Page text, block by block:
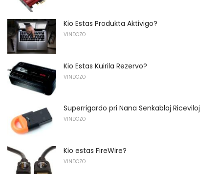
Kio Estas Produkta Aktivigo?
VINDOZO
Kio Estas Kuirila Rezervo?
VINDOZO
Superrigardo pri Nana Senkablaj Riceviloj
VINDOZO
Kio estas FireWire?
VINDOZO